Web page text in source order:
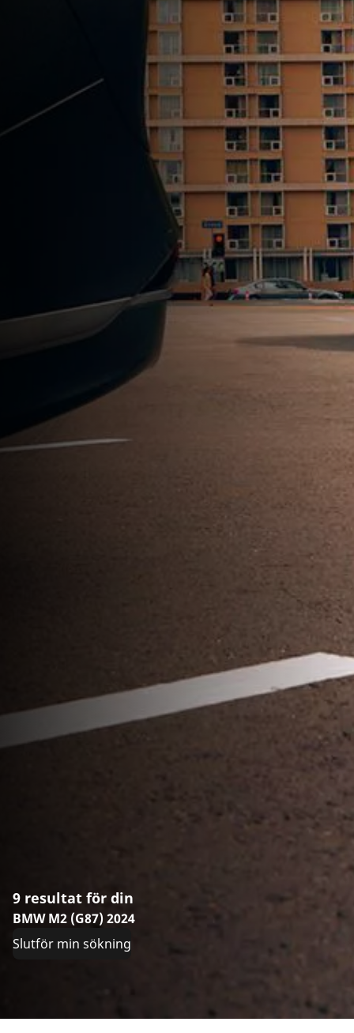
9 resultat för din
BMW M2 (G87) 2024
Slutför min sökning